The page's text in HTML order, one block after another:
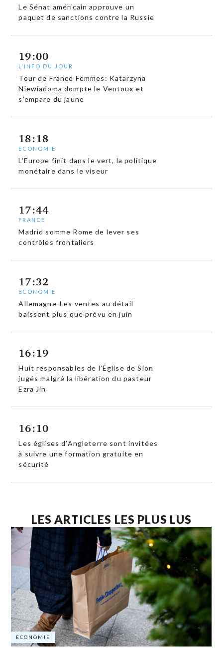
Le Sénat américain approuve un
paquet de sanctions contre la Russie
19:00
L'INFO DU JOUR
Tour de France Femmes: Katarzyna
Niewiadoma dompte le Ventoux et
s’empare du jaune
18:18
ECONOMIE
L’Europe finit dans le vert, la politique
monétaire dans le viseur
17:44
FRANCE
Madrid somme Rome de lever ses
contrôles frontaliers
17:32
ECONOMIE
Allemagne-Les ventes au détail
baissent plus que prévu en juin
16:19
Huit responsables de l’Église de Sion
jugés malgré la libération du pasteur
Ezra Jin
16:10
Les églises d’Angleterre sont invitées
à suivre une formation gratuite en
sécurité
LES ARTICLES LES PLUS LUS
ECONOMIE